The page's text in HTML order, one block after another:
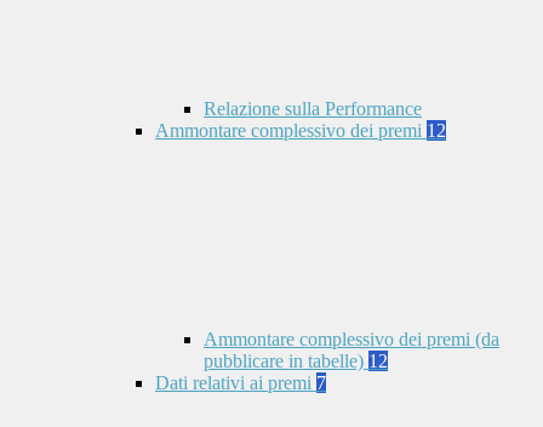
Relazione sulla Performance
Ammontare complessivo dei premi 12
Ammontare complessivo dei premi (da
pubblicare in tabelle) 12
Dati relativi ai premi 7